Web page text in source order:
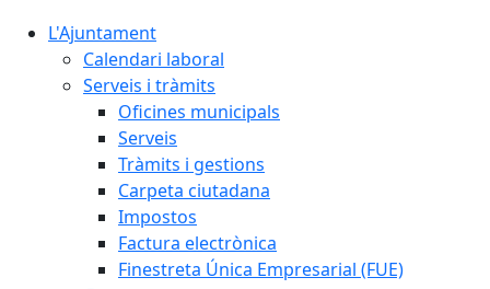
L'Ajuntament
Calendari laboral
Serveis i tràmits
Oficines municipals
Serveis
Tràmits i gestions
Carpeta ciutadana
Impostos
Factura electrònica
Finestreta Única Empresarial (FUE)